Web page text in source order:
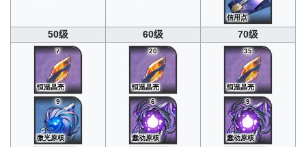
信用点
50级 60级 70级
7
恒温晶壳
9
微光原核
20
恒温晶壳
6
蠢动原核
35
恒温晶壳
9
蠢动原核